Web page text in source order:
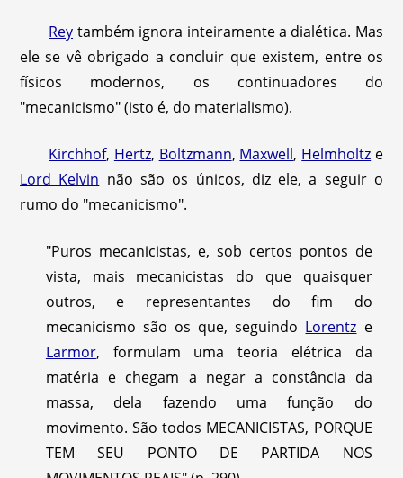
Rey também ignora inteiramente a dialética. Mas
ele se vê obrigado a concluir que existem, entre os
físicos modernos, os continuadores do
"mecanicismo" (isto é, do materialismo).
Kirchhof, Hertz, Boltzmann, Maxwell, Helmholtz e
Lord Kelvin não são os únicos, diz ele, a seguir o
rumo do "mecanicismo".
"Puros mecanicistas, e, sob certos pontos de
vista, mais mecanicistas do que quaisquer
outros, e representantes do fim do
mecanicismo são os que, seguindo Lorentz e
Larmor, formulam uma teoria elétrica da
matéria e chegam a negar a constância da
massa, dela fazendo uma função do
movimento. São todos MECANICISTAS, PORQUE
TEM SEU PONTO DE PARTIDA NOS